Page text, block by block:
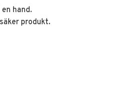
hand.
produkt.